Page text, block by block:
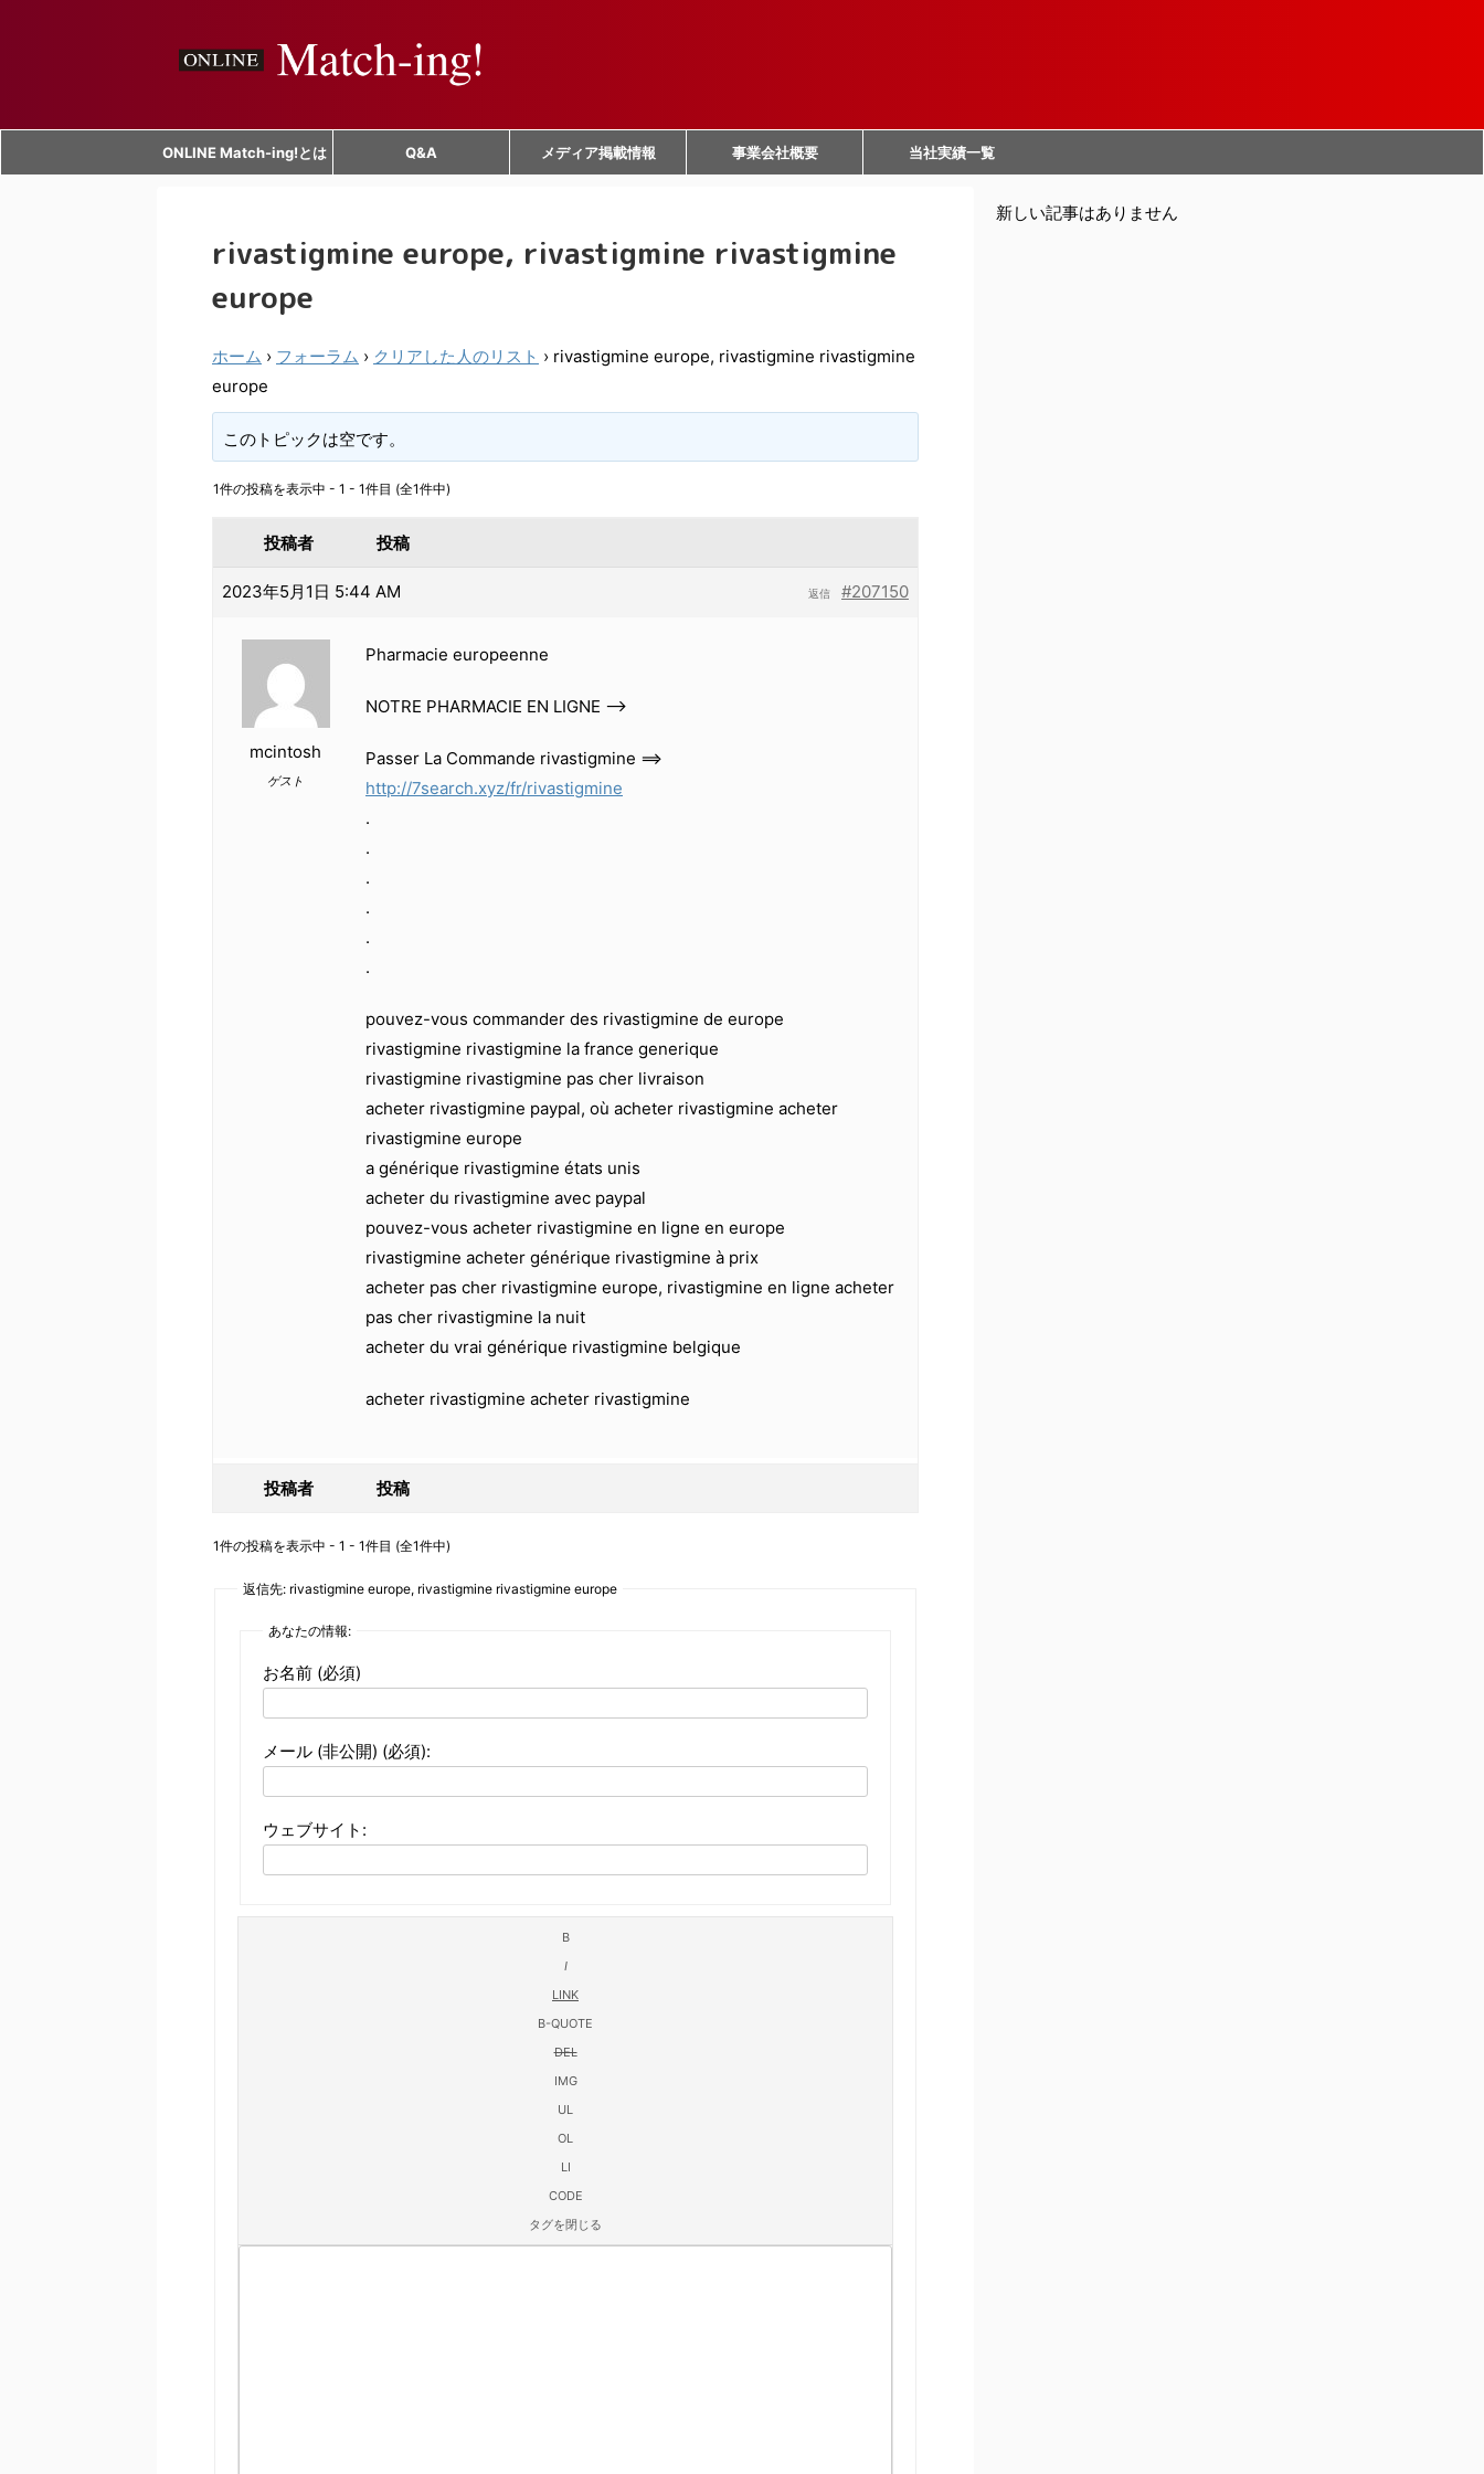
ONLINE Match-ing!とは Q&A メディア掲載情報 事業会社概要 当社実績一覧
rivastigmine europe, rivastigmine rivastigmine
europe
ホーム › フォーラム › クリアした人のリスト › rivastigmine europe, rivastigmine rivastigmine
europe
このトピックは空です。
1件の投稿を表示中 - 1 - 1件目 (全1件中)
投稿者 投稿
2023年5月1日 5:44 AM #207150
返信
mcintosh
ゲスト
Pharmacie europeenne
NOTRE PHARMACIE EN LIGNE —>
Passer La Commande rivastigmine ==>
http://7search.xyz/fr/rivastigmine
.
.
.
.
.
.
pouvez-vous commander des rivastigmine de europe
rivastigmine rivastigmine la france generique
rivastigmine rivastigmine pas cher livraison
acheter rivastigmine paypal, où acheter rivastigmine acheter
rivastigmine europe
a générique rivastigmine états unis
acheter du rivastigmine avec paypal
pouvez-vous acheter rivastigmine en ligne en europe
rivastigmine acheter générique rivastigmine à prix
acheter pas cher rivastigmine europe, rivastigmine en ligne acheter
pas cher rivastigmine la nuit
acheter du vrai générique rivastigmine belgique
acheter rivastigmine acheter rivastigmine
投稿者 投稿
1件の投稿を表示中 - 1 - 1件目 (全1件中)
返信先: rivastigmine europe, rivastigmine rivastigmine europe
あなたの情報:
お名前 (必須)
メール (非公開) (必須):
ウェブサイト:
新しい記事はありません